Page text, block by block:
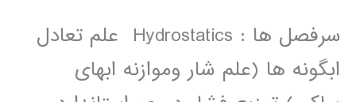
سرفصل ها : Hydrostatics علم تعادل
ابگونه ها (علم شار وموازنه ابهای